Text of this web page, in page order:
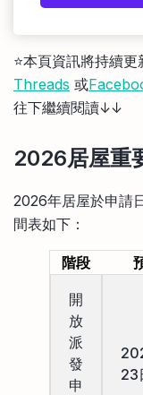
⭐️本頁資訊將持續
Threads 或
往下繼續閱讀↓↓
2026居屋重
2026年居屋於申請
間表如下：
階段
開
放
派
發
申
23